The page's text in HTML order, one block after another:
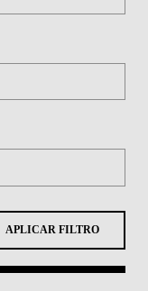
APLICAR FILTRO